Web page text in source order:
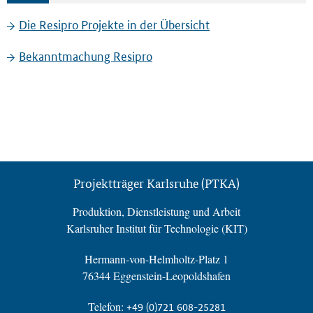
Die Resipro Projekte in der Übersicht
Bekanntmachung Resipro
Projektträger Karlsruhe (PTKA)
Produktion, Dienstleistung und Arbeit
Karlsruher Institut für Technologie (KIT)
Hermann-von-Helmholtz-Platz 1
76344 Eggenstein-Leopoldshafen
Telefon: +49 (0)721 608-25281